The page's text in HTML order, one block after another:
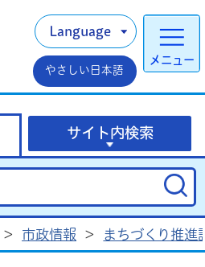
メニュー
Language
やさしい日本語
サイト内検索
> 市政情報 > まちづくり推進